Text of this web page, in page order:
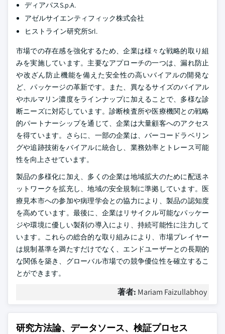
ディアパスS.p.A.
アゼルサイエンティフィック株式会社
ヒストライン研究所Srl.
市場での存在感を強化するため、企業は様々な戦略的取り組
みを実施しています。主要なアプローチの一つは、漏れ防止
や改ざん防止機能を備えた安全性の高いバイアルの開発な
ど、パッケージの革新です。また、異なるサイズのバイアル
やホルマリン濃度をラインナップに加えることで、多様な診
断ニーズに対応しています。診断検査所や医療機関との戦略
的パートナーシップを通じて、企業は大量顧客へのアクセス
を得ています。さらに、一部の企業は、バーコードラベリン
グや追跡技術をバイアルに統合し、業務効率とトレース可能
性を向上させています。
製品の多様化に加え、多くの企業は地域拡大のために配送ネ
ットワークを拡充し、地域の安全規制に準拠しています。医
療見本市への参加や病理学会との協力により、製品の認知度
を高めています。最後に、企業はリサイクル可能なパッケー
ジや環境に優しい製剤の導入により、持続可能性に注力して
います。これらの総合的な取り組みにより、市場プレイヤー
は規制基準を満たすだけでなく、エンドユーザーとの長期的
な関係を築き、グローバル市場での競争優位性を確立するこ
とができます。
著者: Mariam Faizullabhoy
研究方法論、データソース、検証プロセス